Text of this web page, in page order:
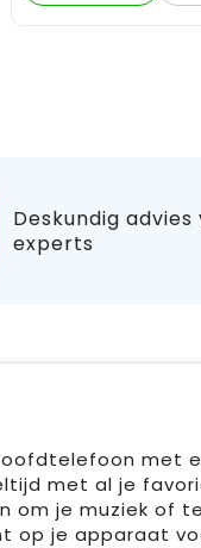
Deskundig advies
experts
met
met al je
om je muziek of
op je apparaat